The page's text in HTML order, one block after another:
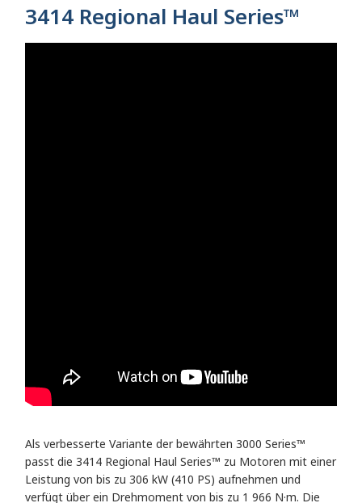
3414 Regional Haul Series™
Als verbesserte Variante der bewährten 3000 Series™
passt die 3414 Regional Haul Series™ zu Motoren mit einer
Leistung von bis zu 306 kW (410 PS) aufnehmen und
verfügt über ein Drehmoment von bis zu 1 966 N·m. Die